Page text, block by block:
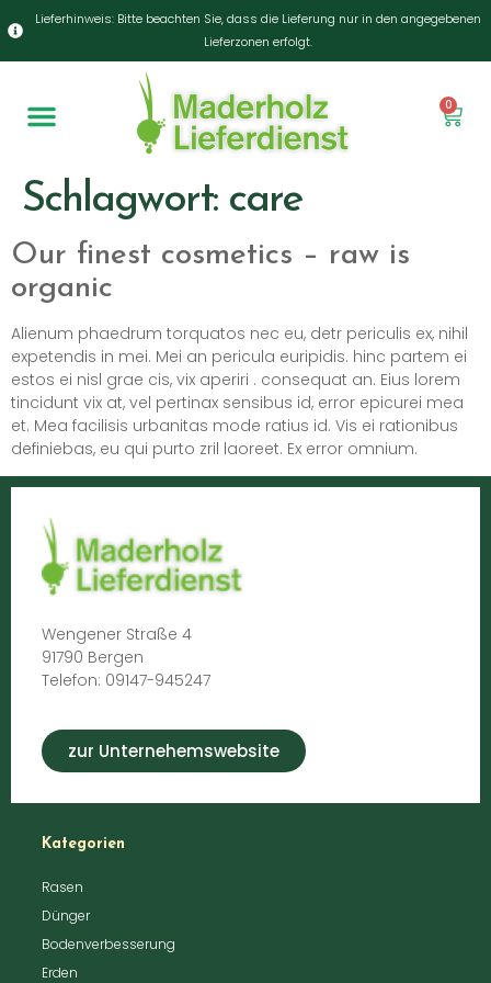
Lieferhinweis: Bitte beachten Sie, dass die Lieferung nur in den angegebenen
Lieferzonen erfolgt.
0
Schlagwort: care
Our finest cosmetics – raw is
organic
Alienum phaedrum torquatos nec eu, detr periculis ex, nihil
expetendis in mei. Mei an pericula euripidis. hinc partem ei
estos ei nisl grae cis, vix aperiri . consequat an. Eius lorem
tincidunt vix at, vel pertinax sensibus id, error epicurei mea
et. Mea facilisis urbanitas mode ratius id. Vis ei rationibus
definiebas, eu qui purto zril laoreet. Ex error omnium.
Wengener Straße 4
91790 Bergen
Telefon: 09147-945247
zur Unternehemswebsite
Kategorien
Rasen
Dünger
Bodenverbesserung
Erden